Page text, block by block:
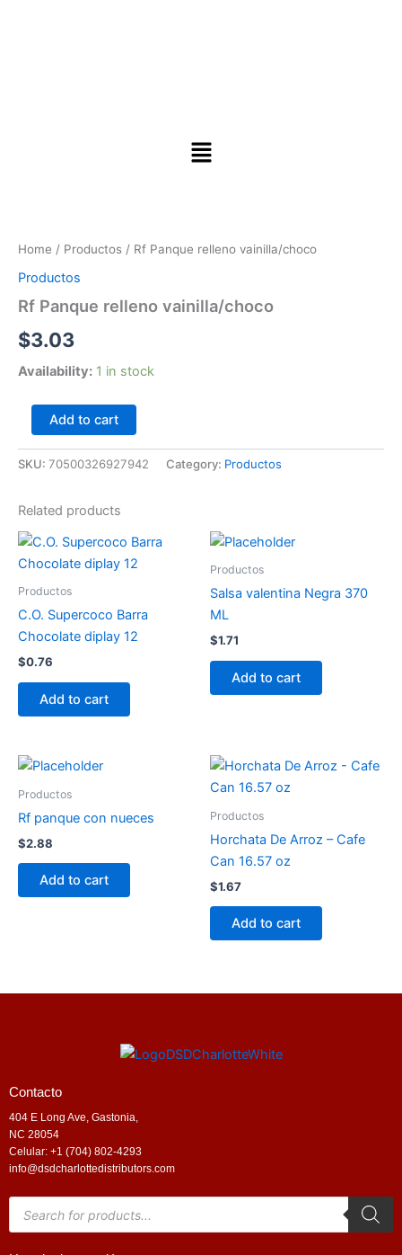
Home / Productos / Rf Panque relleno vainilla/choco
Productos
Rf Panque relleno vainilla/choco
$3.03
Availability: 1 in stock
vainilla/choco
quantity
Add to cart
SKU: 70500326927942 Category: Productos
Related products
Productos
C.O. Supercoco Barra
Chocolate diplay 12
$0.76
Add to cart
Productos
Salsa valentina Negra 370
ML
$1.71
Add to cart
Productos
Rf panque con nueces
$2.88
Add to cart
Productos
Horchata De Arroz – Cafe
Can 16.57 oz
$1.67
Add to cart
Contacto
404 E Long Ave, Gastonia,
NC 28054
Celular: +1 (704) 802-4293
info@dsdcharlottedistributors.com
search